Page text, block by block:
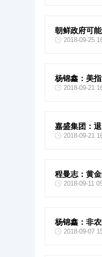
朝鲜政府可
2018-09-25
杨锦鑫：美
2018-09-21
嘉盛集团：
2018-09-21
程曼志：黄
2018-09-11
杨锦鑫：非
2018-09-07